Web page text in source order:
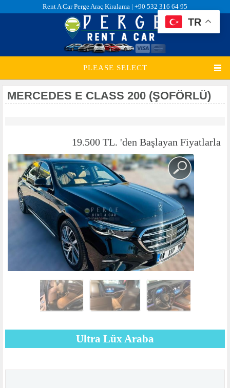
Rent A Car Perge Araç Kiralama | +90 532 316 64 95
PLEASE SELECT
MERCEDES E CLASS 200 (ŞOFÖRLÜ)
19.500 TL. 'den Başlayan Fiyatlarla
Ultra Lüx Araba
TR